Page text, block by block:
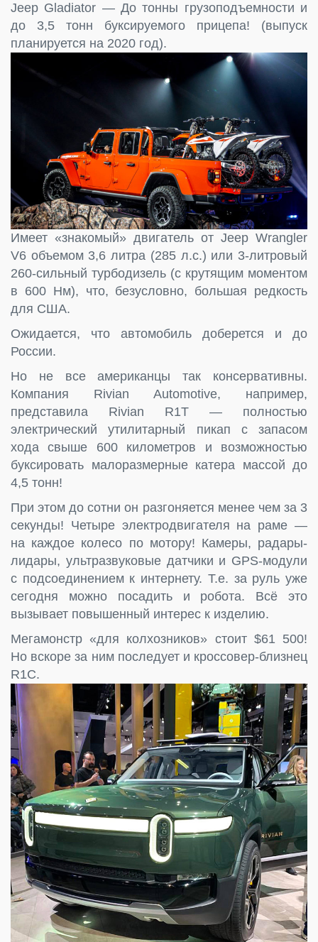
Jeep Gladiator — До тонны грузоподъемности и
до 3,5 тонн буксируемого прицепа! (выпуск
планируется на 2020 год).
Имеет «знакомый» двигатель от Jeep Wrangler
V6 объемом 3,6 литра (285 л.с.) или 3-литровый
260-сильный турбодизель (с крутящим моментом
в 600 Нм), что, безусловно, большая редкость
для США.
Ожидается, что автомобиль доберется и до
России.
Но не все американцы так консервативны.
Компания Rivian Automotive, например,
представила Rivian R1T — полностью
электрический утилитарный пикап с запасом
хода свыше 600 километров и возможностью
буксировать малоразмерные катера массой до
4,5 тонн!
При этом до сотни он разгоняется менее чем за 3
секунды! Четыре электродвигателя на раме —
на каждое колесо по мотору! Камеры, радары-
лидары, ультразвуковые датчики и GPS-модули
с подсоединением к интернету. Т.е. за руль уже
сегодня можно посадить и робота. Всё это
вызывает повышенный интерес к изделию.
Мегамонстр «для колхозников» стоит $61 500!
Но вскоре за ним последует и кроссовер-близнец
R1C.